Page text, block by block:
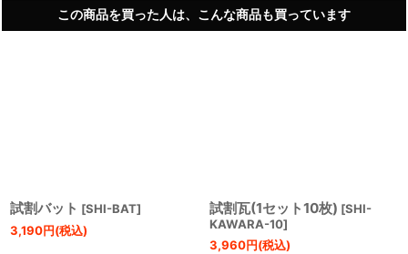
この商品を買った人は、こんな商品も買っています
試割バット [SHI-BAT]
3,190円(税込)
試割瓦(1セット10枚) [SHI-
KAWARA-10]
3,960円(税込)